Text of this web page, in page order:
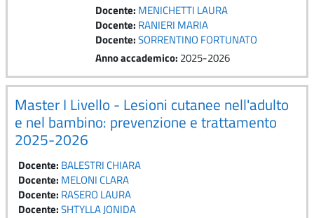
Docente: MENICHETTI LAURA
Docente: RANIERI MARIA
Docente:SORRENTINO FORTUNATO
Anno accademico: 2025-2026
Master I Livello - Lesioni cutanee nell'adulto
e nel bambino: prevenzione e trattamento
2025-2026
Docente: BALESTRI CHIARA
Docente: MELONI CLARA
Docente: RASERO LAURA
Docente:SHTYLLA JONIDA